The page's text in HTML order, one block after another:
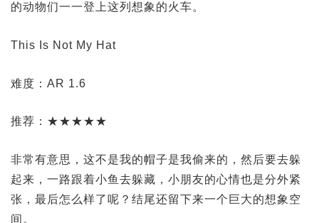
的动物们一一登上这列想象的火车。
This Is Not My Hat
难度：AR 1.6
推荐：★★★★★
非常有意思，这不是我的帽子是我偷来的，然后要去躲
起来，一路跟着小鱼去躲藏，小朋友的心情也是分外紧
张，最后怎么样了呢？结尾还留下来一个巨大的想象空
间。